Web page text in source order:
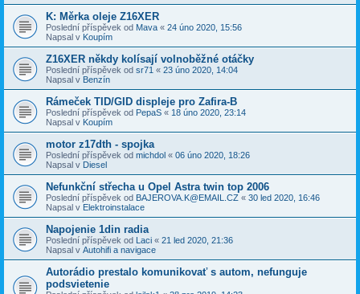
K: Měrka oleje Z16XER
Poslední příspěvek od Mava « 24 úno 2020, 15:56
Napsal v Koupím
Z16XER někdy kolísají volnoběžné otáčky
Poslední příspěvek od sr71 « 23 úno 2020, 14:04
Napsal v Benzín
Rámeček TID/GID displeje pro Zafira-B
Poslední příspěvek od PepaS « 18 úno 2020, 23:14
Napsal v Koupím
motor z17dth - spojka
Poslední příspěvek od michdol « 06 úno 2020, 18:26
Napsal v Diesel
Nefunkční střecha u Opel Astra twin top 2006
Poslední příspěvek od BAJEROVA.K@EMAIL.CZ « 30 led 2020, 16:46
Napsal v Elektroinstalace
Napojenie 1din radia
Poslední příspěvek od Laci « 21 led 2020, 21:36
Napsal v Autohifi a navigace
Autorádio prestalo komunikovať s autom, nefunguje
podsvietenie